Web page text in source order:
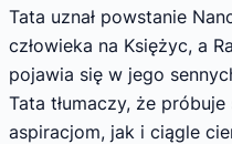
Tata uznał powstanie
człowieka na Księżyc, a
pojawia się w jego
Tata tłumaczy, że
aspiracjom, jak i ciągle